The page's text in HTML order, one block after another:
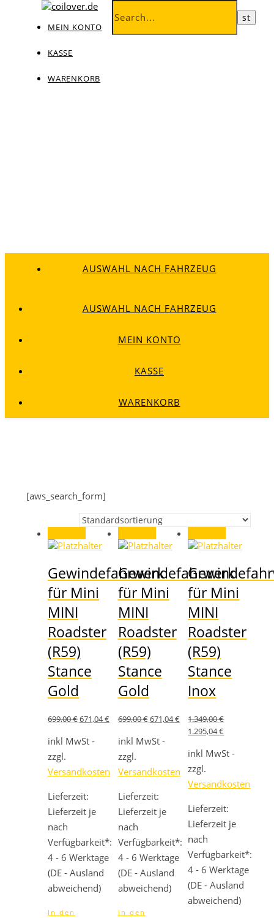
MEIN KONTO
KASSE
WARENKORB
AUSWAHL NACH FAHRZEUG
AUSWAHL NACH FAHRZEUG
MEIN KONTO
KASSE
WARENKORB
[aws_search_form]
Gewindefahrwerk
für Mini
MINI
Roadster
(R59)
Stance
Gold
699,00€Ursprünglicher
war:
671,04€Aktueller
ist:
671,04 €.
inkl MwSt -
zzgl.
Versandkosten
Lieferzeit:
Lieferzeit je
nach
Verfügbarkeit*:
4 - 6 Werktage
(DE - Ausland
abweichend)
In den
Gewindefahrwerk
für Mini
MINI
Roadster
(R59)
Stance
Gold
699,00€Ursprünglicher
war:
671,04€Aktueller
Preis
ist:
671,04 €.
inkl MwSt -
zzgl.
Versandkosten
Lieferzeit:
Lieferzeit je
nach
Verfügbarkeit*:
4 - 6 Werktage
(DE - Ausland
abweichend)
In den
für Mini
MINI
Roadster
(R59)
Stance
Inox
1.349,00€
Ursprünglicher
war:
1.349,00 €
1.295,04€Aktueller
ist:
inkl MwSt -
zzgl.
Versandkosten
Lieferzeit:
Lieferzeit je
nach
Verfügbarkeit*:
4 - 6 Werktage
(DE - Ausland
abweichend)